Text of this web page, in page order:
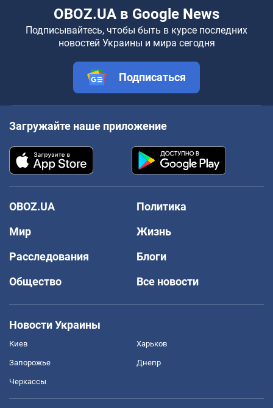
OBOZ.UA в Google News
Подписывайтесь, чтобы быть в курсе последних
новостей Украины и мира сегодня
Подписаться
Загружайте наше приложение
OBOZ.UA
Политика
Мир
Жизнь
Расследования
Блоги
Общество
Все новости
Новости Украины
Киев Харьков
Запорожье Днепр
Черкассы